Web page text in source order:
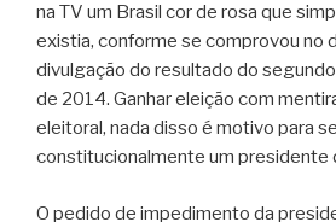
na TV um Brasil cor de rosa que
existia, conforme se comprovou no
divulgação do resultado do
de 2014. Ganhar eleição com
eleitoral, nada disso é motivo para
constitucionalmente um presidente
O pedido de impedimento da